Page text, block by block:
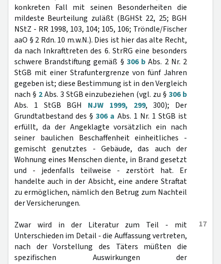
konkreten Fall mit seinen Besonderheiten die
mildeste Beurteilung zuläßt (BGHSt 22, 25; BGH
NStZ - RR 1998, 103, 104; 105, 106; Tröndle/Fischer
aaO § 2 Rdn. 10 m.w.N.). Dies ist hier das alte Recht,
da nach Inkrafttreten des 6. StrRG eine besonders
schwere Brandstiftung gemäß § 306 b Abs. 2 Nr. 2
StGB mit einer Strafuntergrenze von fünf Jahren
gegeben ist; diese Bestimmung ist in den Vergleich
nach § 2Abs. 3 StGB einzubeziehen (vgl. zu §306 b
Abs. 1 StGB BGH NJW 1999, 299, 300); Der
Grundtatbestand des §306 a Abs. 1 Nr. 1 StGB ist
erfüllt, da der Angeklagte vorsätzlich ein nach
seiner baulichen Beschaffenheit einheitliches -
gemischt genutztes - Gebäude, das auch der
Wohnung eines Menschen diente, in Brand gesetzt
und - jedenfalls teilweise - zerstört hat. Er
handelte auch in der Absicht, eine andere Straftat
zu ermöglichen, nämlich den Betrug zum Nachteil
der Versicherungen.
17
Zwar wird in der Literatur zum Teil - mit
Unterschieden im Detail - die Auffassung vertreten,
nach der Vorstellung des Täters müßten die
spezifischen Auswirkungen der